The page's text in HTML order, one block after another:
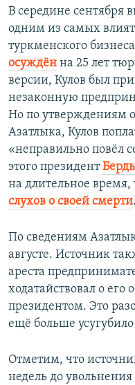
В середине сентября
одним из самых
туркменского бизнеса
осуждён на 25 лет
версии, Кулов был
незаконную
Но по утверждениям
Азатлыка, Кулов
«неправильно повёл
этого президент
на длительное
слухов о своей смерти.
По сведениям
августе. Источник
ареста
ходатайствовал о
президентом. Это
ещё больше
Отметим, что
недель до